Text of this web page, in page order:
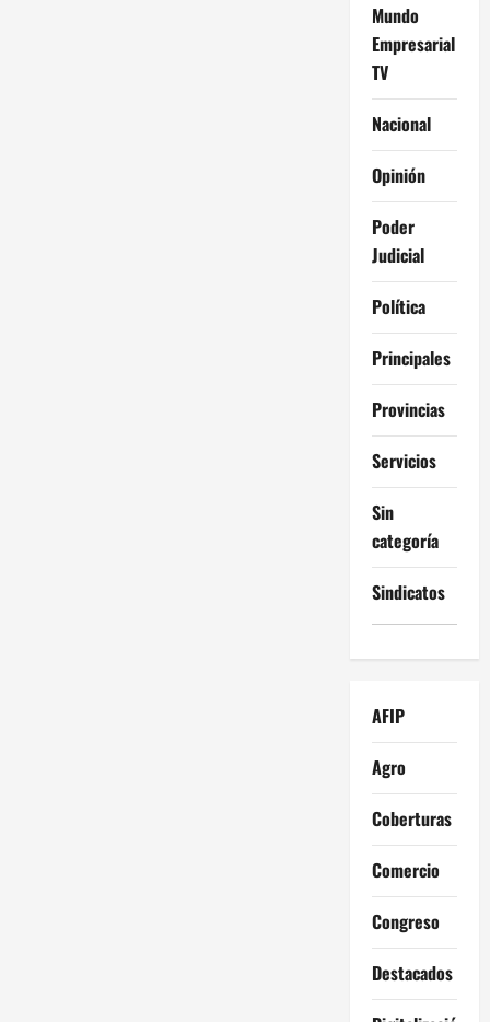
Mundo
Empresarial
TV
Nacional
Opinión
Poder
Judicial
Política
Principales
Provincias
Servicios
Sin
categoría
Sindicatos
AFIP
Agro
Coberturas
Comercio
Congreso
Destacados